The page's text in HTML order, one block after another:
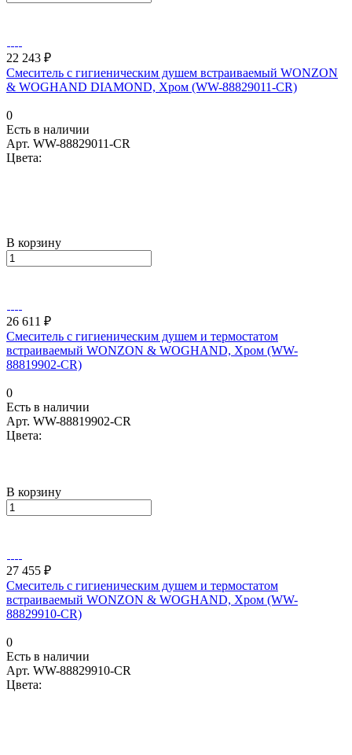
22 243 ₽
Смеситель с гигиеническим душем встраиваемый WONZON
& WOGHAND DIAMOND, Хром (WW-88829011-CR)
0
Есть в наличии
Арт. WW-88829011-CR
Цвета:
В корзину
26 611 ₽
Смеситель с гигиеническим душем и термостатом
встраиваемый WONZON & WOGHAND, Хром (WW-
88819902-CR)
0
Есть в наличии
Арт. WW-88819902-CR
Цвета:
В корзину
27 455 ₽
Смеситель с гигиеническим душем и термостатом
встраиваемый WONZON & WOGHAND, Хром (WW-
88829910-CR)
0
Есть в наличии
Арт. WW-88829910-CR
Цвета: